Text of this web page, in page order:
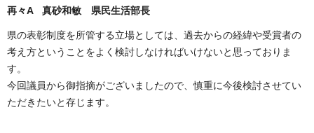
再々A 真砂和敏 県民生活部長
県の表彰制度を所管する立場としては、過去からの経緯や受賞者の
考え方ということをよく検討しなければいけないと思っておりま
す。
今回議員から御指摘がございましたので、慎重に今後検討させてい
ただきたいと存じます。